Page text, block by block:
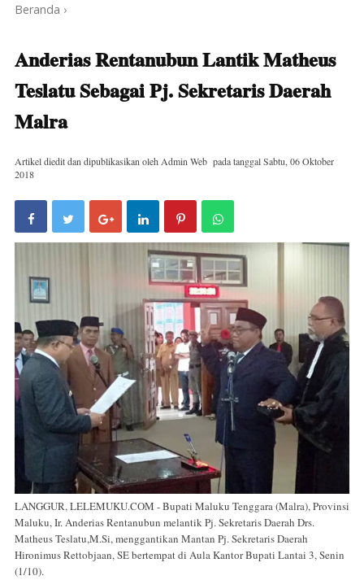
Beranda ›
Anderias Rentanubun Lantik Matheus
Teslatu Sebagai Pj. Sekretaris Daerah
Malra
Artikel diedit dan dipublikasikan oleh Admin Web pada tanggalSabtu, 06 Oktober
2018
LANGGUR, LELEMUKU.COM - Bupati Maluku Tenggara (Malra), Provinsi
Maluku, Ir. Anderias Rentanubun melantik Pj. Sekretaris Daerah Drs.
Matheus Teslatu,M.Si, menggantikan Mantan Pj. Sekretaris Daerah
Hironimus Rettobjaan, SE bertempat di Aula Kantor Bupati Lantai 3, Senin
(1/10).